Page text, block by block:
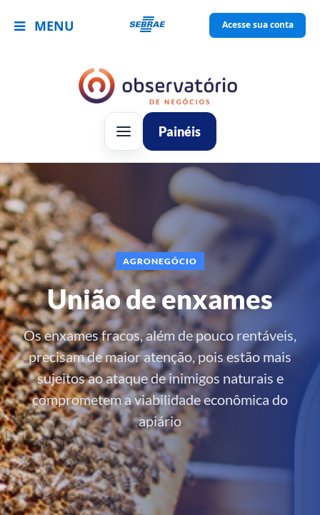
MENU Acesse sua conta
Painéis
AGRONEGÓCIO
União de enxames
Os enxames fracos, além de pouco rentáveis,
precisam de maior atenção, pois estão mais
sujeitos ao ataque de inimigos naturais e
comprometem a viabilidade econômica do
apiário